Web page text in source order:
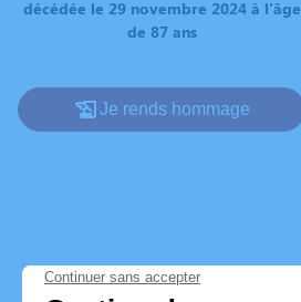
décédée le 29 novembre 2024 à l'âge
de 87 ans
Je rends hommage